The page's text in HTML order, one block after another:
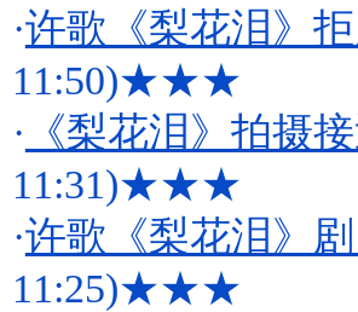
·许歌《梨花泪》
11:50)★★★
· 《梨花泪》拍摄
11:31)★★★
·许歌《梨花泪》
11:25)★★★